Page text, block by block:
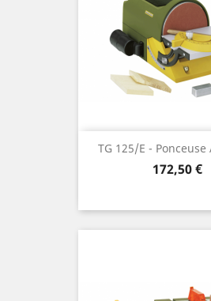
TG 125/E - Ponceuse
Prix
172,50 €